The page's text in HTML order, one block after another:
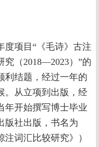
度项目“《毛诗》古注
究（2018—2023）”的
利结题，经过一年的
。从立项到出版，经
年开始撰写博士毕业
版社出版，书名为
词汇比较研究》）